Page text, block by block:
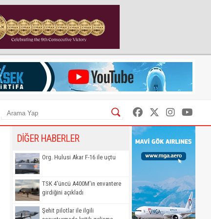
DİĞER HABERLER
Org. Hulusi Akar F-16 ile uçtu
TSK 4'üncü A400M'in envantere
girdiğini açıkladı
Şehit pilotlar ile ilgili